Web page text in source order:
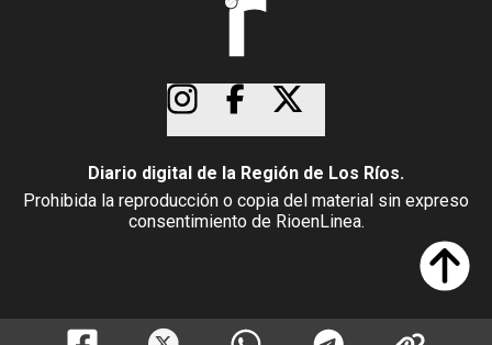
Diario digital de la Región de Los Ríos.
Prohibida la reproducción o copia del material sin expreso
consentimiento de RioenLinea.